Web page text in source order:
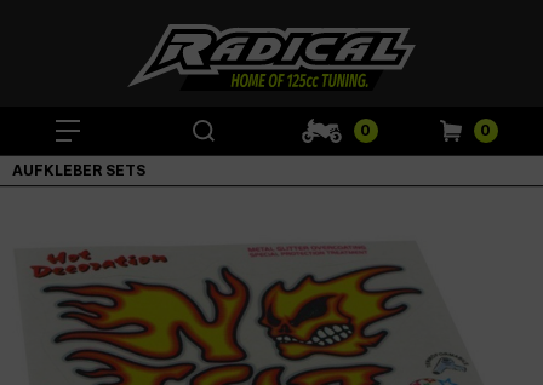
0 0
AUFKLEBER SETS